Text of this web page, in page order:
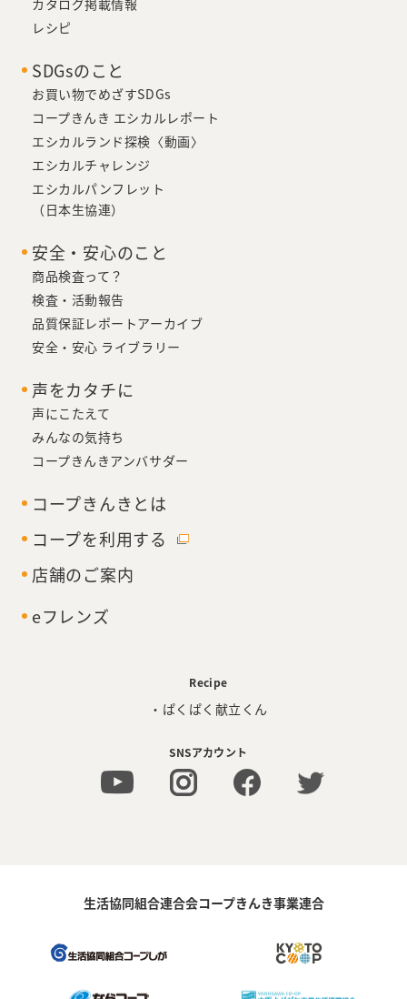
レシピ
SDGsのこと
お買い物でめざすSDGs
コープきんき エシカルレポート
エシカルランド探検〈動画〉
エシカルチャレンジ
エシカルパンフレット
（日本生協連）
安全・安心のこと
商品検査って？
検査・活動報告
品質保証レポートアーカイブ
安全・安心 ライブラリー
声をカタチに
声にこたえて
みんなの気持ち
コープきんきアンバサダー
コープきんきとは
コープを利用する
店舗のご案内
eフレンズ
Recipe
・ぱくぱく献立くん
SNSアカウント
生活協同組合連合会コープきんき事業連合